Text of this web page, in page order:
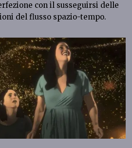
con il susseguirsi delle
del flusso spazio-tempo.